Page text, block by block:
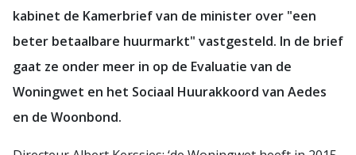
kabinet de Kamerbrief van de minister over "een
beter betaalbare huurmarkt" vastgesteld. In de brief
gaat ze onder meer in op de Evaluatie van de
Woningwet en het Sociaal Huurakkoord van Aedes
en de Woonbond.